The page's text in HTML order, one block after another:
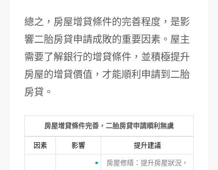
總之，房屋增貸條件的完善程度，是影
響二胎房貸申請成敗的重要因素。屋主
需要了解銀行的增貸條件，並積極提升
房屋的增貸價值，才能順利申請到二胎
房貸。
房屋增貸條件完善，二胎房貸申請順利無虞
因素 影響 提升建議
房屋修繕：提升房屋狀況，